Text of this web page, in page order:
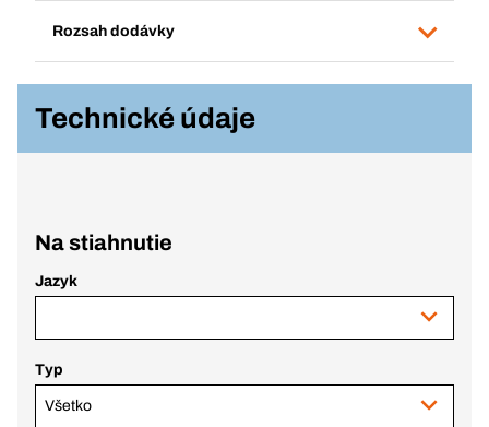
Rozsah dodávky
Technické údaje
Na stiahnutie
Jazyk
Typ
Všetko